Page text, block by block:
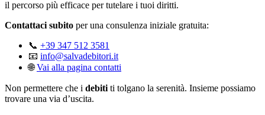
il percorso più efficace per tutelare i tuoi diritti.
Contattaci subito per una consulenza iniziale gratuita:
📞 +39 347 512 3581
📧 info@salvadebitori.it
🌐Vai alla pagina contatti
Non permettere che i debiti ti tolgano la serenità. Insieme possiamo
trovare una via d’uscita.